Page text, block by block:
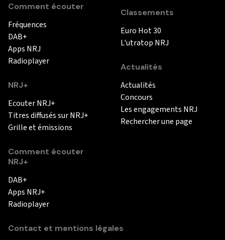
Comment écouter
Fréquences
DAB+
Apps NRJ
Radioplayer
NRJ+
Ecouter NRJ+
Titres diffusés sur NRJ+
Grille et émissions
Comment écouter
NRJ+
DAB+
Apps NRJ+
Radioplayer
Classements
Euro Hot 30
L'utratop NRJ
Actualités
Actualités
Concours
Les engagements NRJ
Rechercher une page
Contact et mentions légales